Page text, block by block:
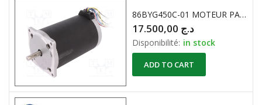
86BYG450C-01 MOTEUR PAS A PAS 2.94Nm 7A
د.ج
Disponibilité: in stock
ADD TO CART